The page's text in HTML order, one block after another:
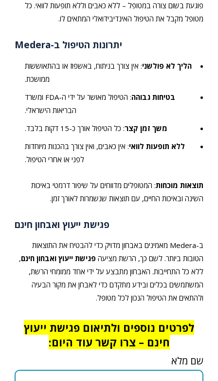
פוגעת בשום צורה במטופל – ללא כאבים וללא תופעות לוואי. כל
מטופל מקבל את הטיפול האינדיבידואלי המתאים לו.
יתרונות הטיפול ב-Medera
הליך לא פולשני: אין צורך בניתוח, באשפוז או בהתאוששות
ממושכת.
בטיחות גבוהה
: הטיפול מאושר על ידי ה-FDA ומשרד
הבריאות הישראלי.
משך זמן קצר: כל הטיפול אורך כ-15 דקות בלבד.
ללא תופעות לוואי: אין כאבים, ואין צורך בהכנות מיוחדות
לפני או אחרי הטיפול.
תוצאות מוכחות: המטופלים מדווחים על שיפור דרמטי באיכות
השינה ובאיכות החיים, עם תוצאות שנשמרות לאורך זמן.
פגישת ייעוץ ואבחון חינם
ב-Medera מאמינים באבחון מדויק כדי להבטיח את התוצאות
הטובות ביותר. לשם כך, הרשת מציעה פגישת ייעוץ ואבחון חינם,
ללא כל התחייבות. האבחון מתבצע על ידי אחד ממומחי הרשת,
המשתמשים בכלים ובידע מתקדם כדי לאבחן את מקור הבעיה
ולהתאים את הטיפול הנכון לכל מטופל.
לפרטים נוספים ולתיאום פגישת ייעוץ
חינם – צרו קשר עוד היום:
שם מלא